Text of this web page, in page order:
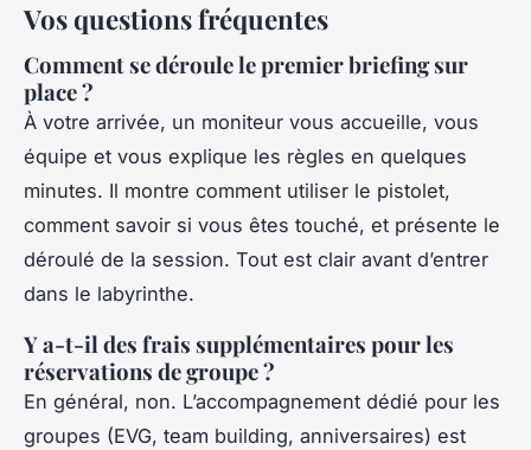
Vos questions fréquentes
Comment se déroule le premier briefing sur
place ?
À votre arrivée, un moniteur vous accueille, vous
équipe et vous explique les règles en quelques
minutes. Il montre comment utiliser le pistolet,
comment savoir si vous êtes touché, et présente le
déroulé de la session. Tout est clair avant d’entrer
dans le labyrinthe.
Y a-t-il des frais supplémentaires pour les
réservations de groupe ?
En général, non. L’accompagnement dédié pour les
groupes (EVG, team building, anniversaires) est